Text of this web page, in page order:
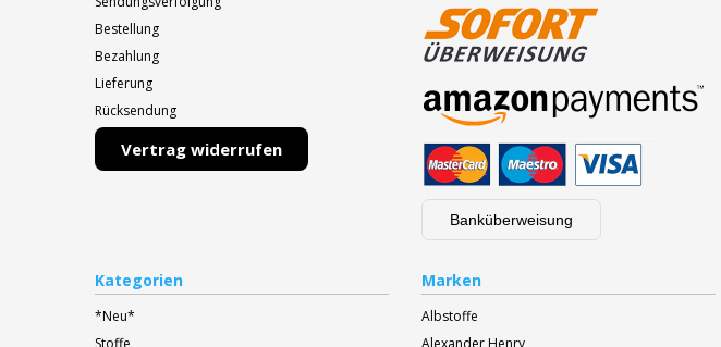
Bestellung
Bezahlung
Lieferung
Rücksendung
Vertrag widerrufen
Banküberweisung
Kategorien
*Neu*
Stoffe
Marken
Albstoffe
Alexander Henry